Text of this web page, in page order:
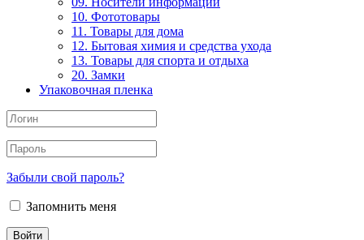
10. Фототовары
11. Товары для дома
12. Бытовая химия и средства ухода
13. Товары для спорта и отдыха
20. Замки
Упаковочная пленка
Забыли свой пароль?
Запомнить меня